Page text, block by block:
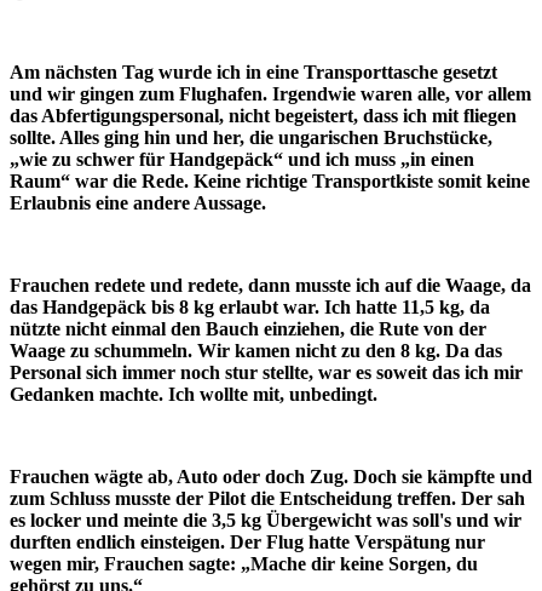
Am nächsten Tag wurde ich in eine Transporttasche gesetzt
und wir gingen zum Flughafen. Irgendwie waren alle, vor allem
das Abfertigungspersonal, nicht begeistert, dass ich mit fliegen
sollte. Alles ging hin und her, die ungarischen Bruchstücke,
„wie zu schwer für Handgepäck“ und ich muss „in einen
Raum“ war die Rede. Keine richtige Transportkiste somit keine
Erlaubnis eine andere Aussage.
Frauchen redete und redete, dann musste ich auf die Waage, da
das Handgepäck bis 8 kg erlaubt war. Ich hatte 11,5 kg, da
nützte nicht einmal den Bauch einziehen, die Rute von der
Waage zu schummeln. Wir kamen nicht zu den 8 kg. Da das
Personal sich immer noch stur stellte, war es soweit das ich mir
Gedanken machte. Ich wollte mit, unbedingt.
Frauchen wägte ab, Auto oder doch Zug. Doch sie kämpfte und
zum Schluss musste der Pilot die Entscheidung treffen. Der sah
es locker und meinte die 3,5 kg Übergewicht was soll's und wir
durften endlich einsteigen. Der Flug hatte Verspätung nur
wegen mir, Frauchen sagte: „Mache dir keine Sorgen, du
gehörst zu uns.“